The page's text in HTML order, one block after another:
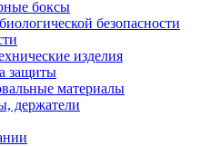
боксы
безопасности
изделия
защиты
материалы
держатели